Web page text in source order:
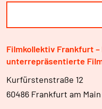
Filmkollektiv Frankfurt
unterrepräsentierte
Kurfürstenstraße 12
60486 Frankfurt am Main